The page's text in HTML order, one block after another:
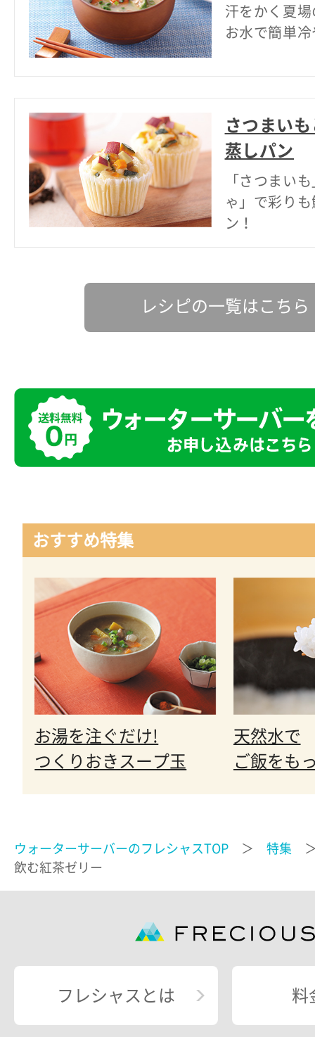
汗をかく夏
お水で簡単
さつまい
蒸しパン
「さつまい
ゃ」で彩り
ン！
レシピの一覧はこちら
おすすめ特集
お湯を注ぐだけ!
つくりおきスープ玉
天然水で
ご飯をも
ウォーターサーバーのフレシャスTOP ＞ 特集
飲む紅茶ゼリー
フレシャスとは 料